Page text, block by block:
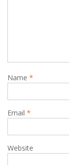
Name *
Email *
Website